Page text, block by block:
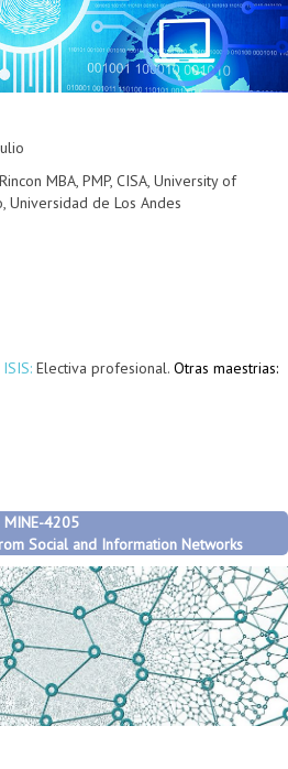
MBA, PMP, CISA, University of
Universidad de Los Andes
ISIS: Electiva profesional. Otras maestrias:
MINE-4205
Social and Information Networks